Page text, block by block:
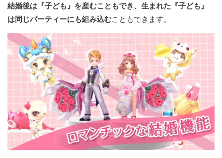
結婚後は『子ども』を産むこともでき、生まれた『子ども』
は同じパーティーにも組み込むこともできます。